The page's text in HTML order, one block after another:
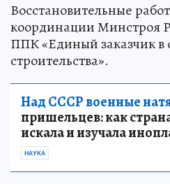
Восстановительные
координации Минстроя
ППК «Единый заказчик в
строительства».
Над СССР военные
пришельцев: как
искала и изучала
НАУКА